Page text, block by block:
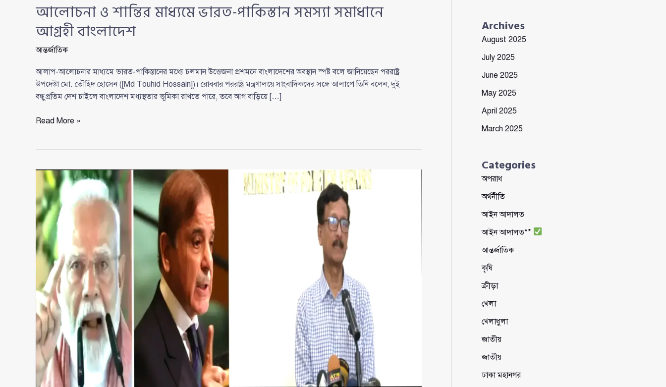
আলোচনা ও শান্তির মাধ্যমে ভারত-পাকিস্তান সমস্যা সমাধানে
আগ্রহী বাংলাদেশ
আন্তর্জাতিক
আলাপ-আলোচনার মাধ্যমে ভারত-পাকিস্তানের মধ্যে চলমান উত্তেজনা প্রশমনে বাংলাদেশের অবস্থান স্পষ্ট বলে জানিয়েছেন পররাষ্ট্র
উপদেষ্টা মো. তৌহিদ হোসেন ([Md Touhid Hossain])। রোববার পররাষ্ট্র মন্ত্রণালয়ে সাংবাদিকদের সঙ্গে আলাপে তিনি বলেন, দুই
বন্ধুপ্রতিম দেশ চাইলে বাংলাদেশ মধ্যস্থতার ভূমিকা রাখতে পারে, তবে আগ বাড়িয়ে […]
আলোচনা
ভারত-
পাকিস্তান
সমস্যা
সমাধানে
আগ্রহী
বাংলাদেশ
Read More »
Archives
August 2025
July 2025
June 2025
May 2025
April 2025
March 2025
Categories
অপরাধ
অর্থনীতি
আইন আদালত
আইন আদালত**
আন্তর্জাতিক
কৃষি
ক্রীড়া
খেলা
খেলাধুলা
জাতীয়
জাতীয়
ঢাকা মহানগর